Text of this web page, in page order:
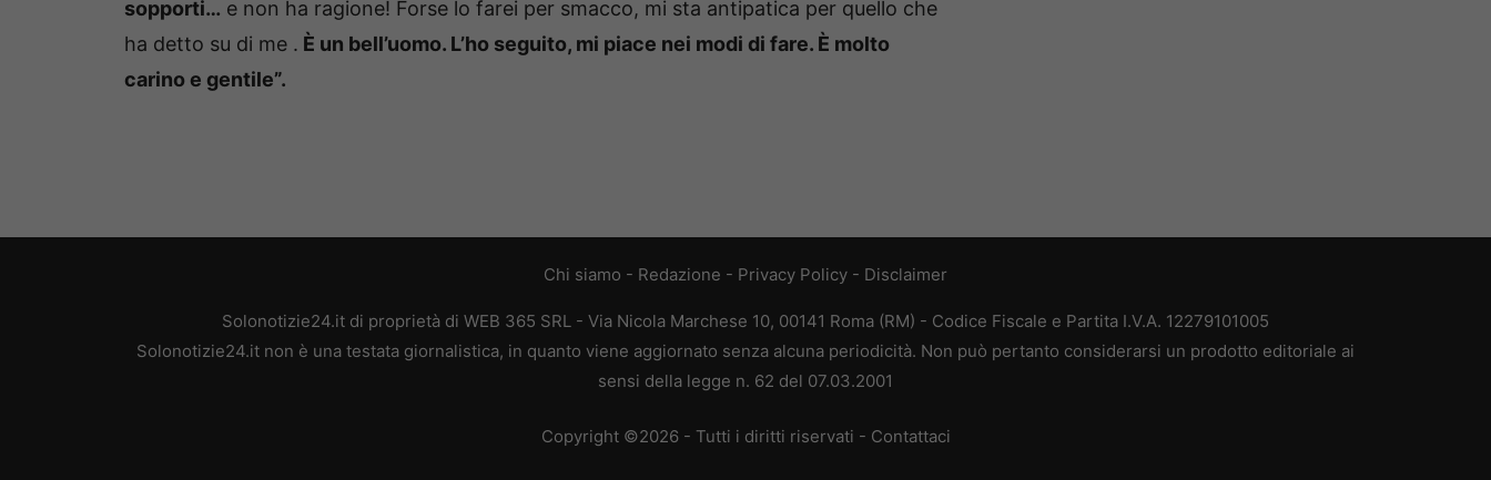
sopporti… e non ha ragione! Forse lo farei per smacco, mi sta antipatica per quello che
ha detto su di me . È un bell’uomo. L’ho seguito, mi piace nei modi di fare. È molto
carino e gentile”.
Chi siamo - Redazione - Privacy Policy - Disclaimer
Solonotizie24.it di proprietà di WEB 365 SRL - Via Nicola Marchese 10, 00141 Roma (RM) - Codice Fiscale e Partita I.V.A. 12279101005
Solonotizie24.it non è una testata giornalistica, in quanto viene aggiornato senza alcuna periodicità. Non può pertanto considerarsi un prodotto editoriale ai
sensi della legge n. 62 del 07.03.2001
Copyright ©2026 - Tutti i diritti riservati - Contattaci